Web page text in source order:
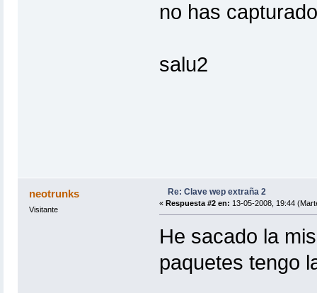
no has
salu2
neotrunks
Visitante
Re: Clave wep extraña 2
« Respuesta #2 en: 13-05-2008, 19:44
He sacado la
paquetes tengo